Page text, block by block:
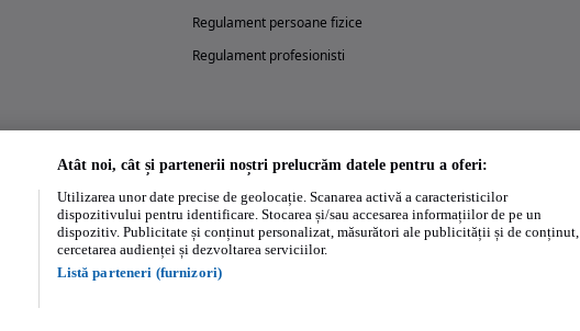
Regulament persoane fizice
Regulament profesionisti
Încearcă acum aplicația Autovit.ro
Atât noi, cât și partenerii noștri prelucrăm datele pentru a oferi:
Utilizarea unor date precise de geolocație. Scanarea activă a caracteristicilor
dispozitivului pentru identificare. Stocarea și/sau accesarea informațiilor de pe un
dispozitiv. Publicitate și conținut personalizat, măsurători ale publicității și de conținut,
cercetarea audienței și dezvoltarea serviciilor.
Listă parteneri (furnizori)